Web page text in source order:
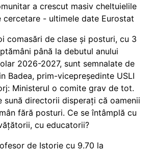
a crescut masiv cheltuielile
cercetare - ultimele date Eurostat
comasări de clase și posturi, cu 3
până la debutul anului
2026-2027, sunt semnalate de
Badea, prim-vicepreședinte USLI
Ministerul o comite grav de tot.
sună directorii disperați că oamenii
fără posturi. Ce se întâmplă cu
cu educatorii?
de Istorie cu 9.70 la